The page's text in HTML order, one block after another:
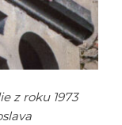
z roku 1973